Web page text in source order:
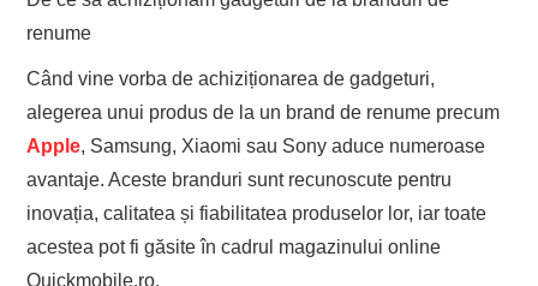
renume
Când vine vorba de achiziționarea de gadgeturi,
alegerea unui produs de la un brand de renume precum
Apple, Samsung, Xiaomi sau Sony aduce numeroase
avantaje. Aceste branduri sunt recunoscute pentru
inovația, calitatea și fiabilitatea produselor lor, iar toate
acestea pot fi găsite în cadrul magazinului online
Quickmobile.ro.